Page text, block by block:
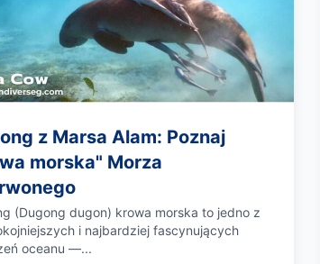
z Marsa Alam: Poznaj
morska" Morza
(Dugong dugon) krowa morska to jedno z
i najbardziej fascynujących
oceanu —...